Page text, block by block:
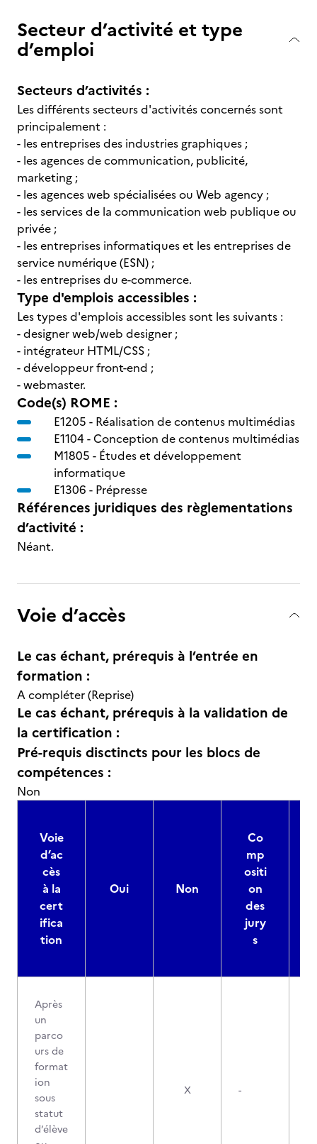
Secteur d’activité et type
d’emploi
Secteurs d’activités :
Les différents secteurs d'activités concernés sont
principalement :
- les entreprises des industries graphiques ;
- les agences de communication, publicité,
marketing ;
- les agences web spécialisées ou Web agency ;
- les services de la communication web publique ou
privée ;
- les entreprises informatiques et les entreprises de
service numérique (ESN) ;
- les entreprises du e-commerce.
Type d'emplois accessibles :
Les types d'emplois accessibles sont les suivants :
- designer web/web designer ;
- intégrateur HTML/CSS ;
- développeur front-end ;
- webmaster.
Code(s) ROME :
E1205 - Réalisation de contenus multimédias
E1104 -Conception de contenus multimédias
M1805 - Études et développement
informatique
E1306 - Prépresse
Références juridiques des règlementations
d’activité :
Néant.
Voie d’accès
Le cas échant, prérequis à l’entrée en
formation :
A compléter (Reprise)
Le cas échant, prérequis à la validation de
la certification :
Pré-requis disctincts pour les blocs de
compétences :
Non
Voie
d’ac
cès
à la
cert
ifica
tion
Oui Non
Co
mp
ositi
on
des
jury
s
Après
un
parco
urs de
format
ion
sous
statut
d’élève
X -